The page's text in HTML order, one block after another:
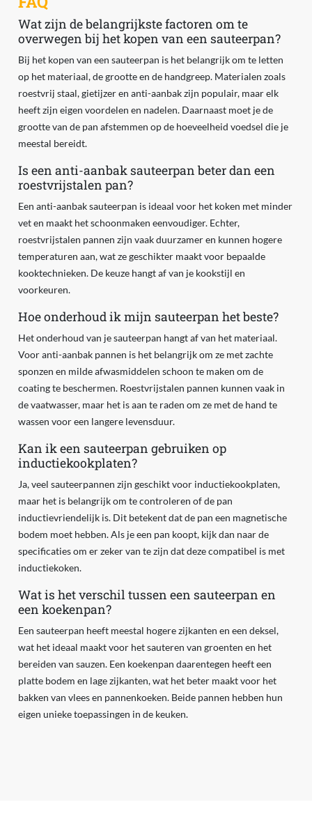
Wat zijn de belangrijkste factoren om te
overwegen bij het kopen van een sauteerpan?
Bij het kopen van een sauteerpan is het belangrijk om te letten
op het materiaal, de grootte en de handgreep. Materialen zoals
roestvrij staal, gietijzer en anti-aanbak zijn populair, maar elk
heeft zijn eigen voordelen en nadelen. Daarnaast moet je de
grootte van de pan afstemmen op de hoeveelheid voedsel die je
meestal bereidt.
Is een anti-aanbak sauteerpan beter dan een
roestvrijstalen pan?
Een anti-aanbak sauteerpan is ideaal voor het koken met minder
vet en maakt het schoonmaken eenvoudiger. Echter,
roestvrijstalen pannen zijn vaak duurzamer en kunnen hogere
temperaturen aan, wat ze geschikter maakt voor bepaalde
kooktechnieken. De keuze hangt af van je kookstijl en
voorkeuren.
Hoe onderhoud ik mijn sauteerpan het beste?
Het onderhoud van je sauteerpan hangt af van het materiaal.
Voor anti-aanbak pannen is het belangrijk om ze met zachte
sponzen en milde afwasmiddelen schoon te maken om de
coating te beschermen. Roestvrijstalen pannen kunnen vaak in
de vaatwasser, maar het is aan te raden om ze met de hand te
wassen voor een langere levensduur.
Kan ik een sauteerpan gebruiken op
inductiekookplaten?
Ja, veel sauteerpannen zijn geschikt voor inductiekookplaten,
maar het is belangrijk om te controleren of de pan
inductievriendelijk is. Dit betekent dat de pan een magnetische
bodem moet hebben. Als je een pan koopt, kijk dan naar de
specificaties om er zeker van te zijn dat deze compatibel is met
inductiekoken.
Wat is het verschil tussen een sauteerpan en
een koekenpan?
Een sauteerpan heeft meestal hogere zijkanten en een deksel,
wat het ideaal maakt voor het sauteren van groenten en het
bereiden van sauzen. Een koekenpan daarentegen heeft een
platte bodem en lage zijkanten, wat het beter maakt voor het
bakken van vlees en pannenkoeken. Beide pannen hebben hun
eigen unieke toepassingen in de keuken.